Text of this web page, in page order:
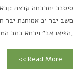
סיסבכ יתרבחה קדצה
םשב יבר יב אמוחנת יבר
,הפיאו אב" וירחא בתכ
Read More >>